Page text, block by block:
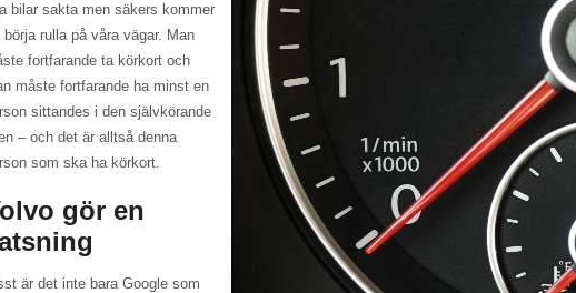
bilar sakta men säkers kommer
börja rulla på våra vägar. Man
fortfarande ta körkort och
måste fortfarande ha minst en
sittandes i den självkörande
– och det är alltså denna
som ska ha körkort.
gör en
är det inte bara Google som